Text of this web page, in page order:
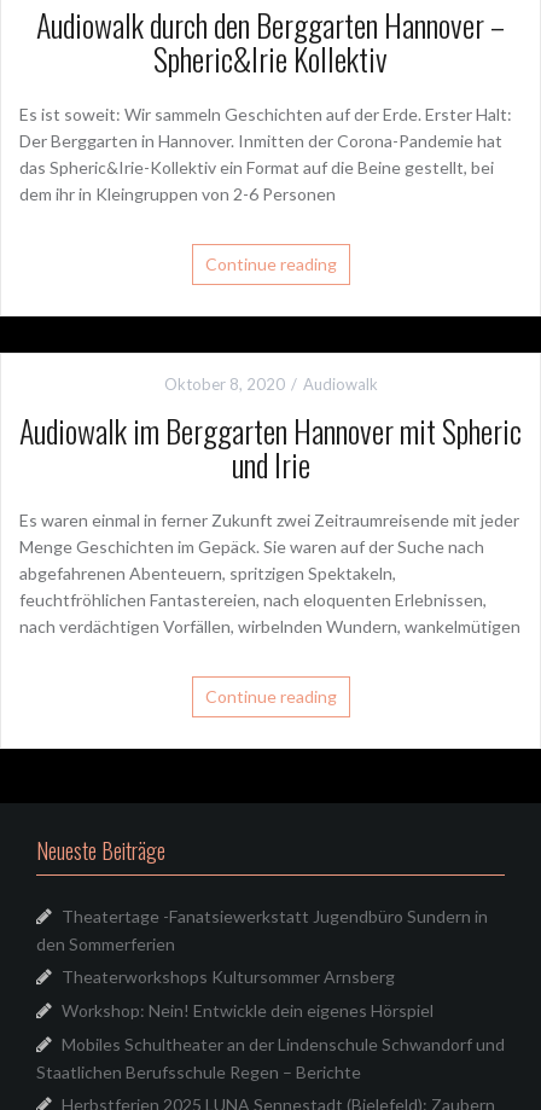
Audiowalk durch den Berggarten Hannover –
Spheric&Irie Kollektiv
Es ist soweit: Wir sammeln Geschichten auf der Erde. Erster Halt:
Der Berggarten in Hannover. Inmitten der Corona-Pandemie hat
das Spheric&Irie-Kollektiv ein Format auf die Beine gestellt, bei
dem ihr in Kleingruppen von 2-6 Personen
Continue reading
Oktober 8, 2020 Audiowalk
Audiowalk im Berggarten Hannover mit Spheric
und Irie
Es waren einmal in ferner Zukunft zwei Zeitraumreisende mit jeder
Menge Geschichten im Gepäck. Sie waren auf der Suche nach
abgefahrenen Abenteuern, spritzigen Spektakeln,
feuchtfröhlichen Fantastereien, nach eloquenten Erlebnissen,
nach verdächtigen Vorfällen, wirbelnden Wundern, wankelmütigen
Continue reading
Neueste Beiträge
Theatertage -Fanatsiewerkstatt Jugendbüro Sundern in
den Sommerferien
Theaterworkshops Kultursommer Arnsberg
Workshop: Nein! Entwickle dein eigenes Hörspiel
Mobiles Schultheater an der Lindenschule Schwandorf und
Staatlichen Berufsschule Regen – Berichte
Herbstferien 2025 LUNA Sennestadt (Bielefeld): Zaubern